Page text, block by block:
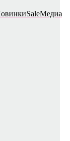
SaleМедиа